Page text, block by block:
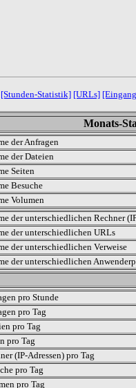
[Stunden-Statistik] [URLs]
Monats-
der Anfragen
der Dateien
Seiten
Besuche
Volumen
der unterschiedlichen Rechner
der unterschiedlichen URLs
der unterschiedlichen Verweise
der unterschiedlichen
pro Stunde
pro Tag
pro Tag
pro Tag
(IP-Adressen) pro Tag
pro Tag
pro Tag